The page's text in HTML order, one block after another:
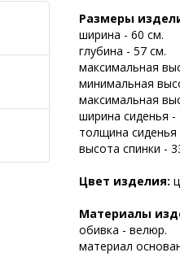
Размеры
ширина - 60 см.
глубина - 57 см.
максимальная
минимальная
максимальная
ширина сиденья -
толщина сиденья
высота спинки -
Цвет изделия:
Материалы
обивка - велюр.
материал